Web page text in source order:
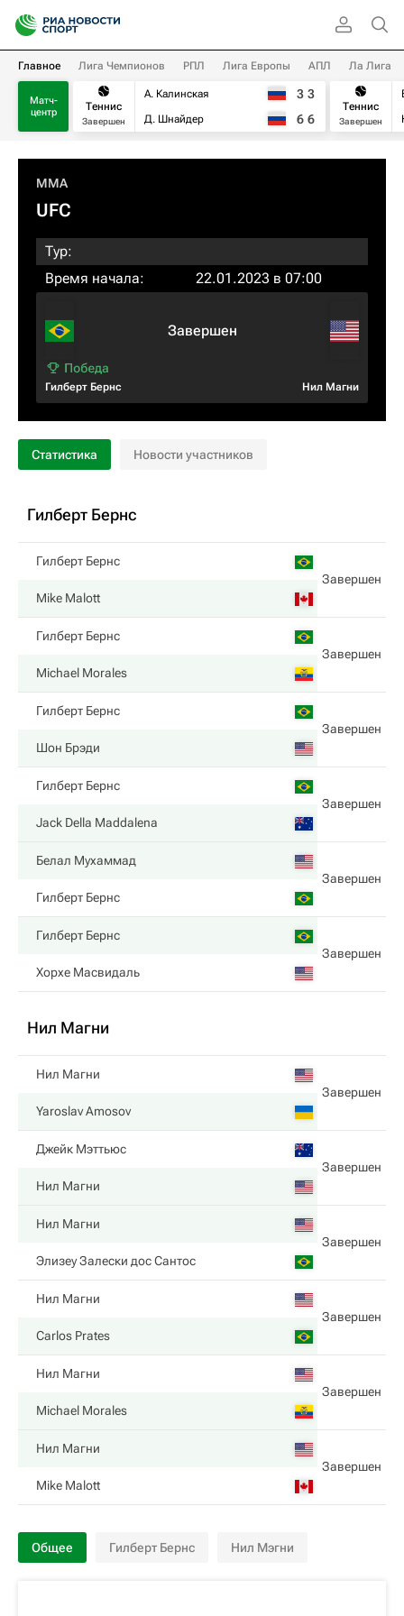
Главное Лига Чемпионов РПЛ Лига Европы АПЛ Ла Лига
Матч-
центр
Теннис
Завершен
А. Калинская
Д. Шнайдер
3 3
6 6
Теннис
Завершен
MMA
UFC
Тур:
Время начала:
22.01.2023 в 07:00
Гилберт Бернс
Завершен
Нил Магни
Статистика Новости участников
Гилберт Бернс
Гилберт Бернс
Завершен
Mike Malott
Гилберт Бернс
Завершен
Michael Morales
Гилберт Бернс
Завершен
Шон Брэди
Гилберт Бернс
Завершен
Jack Della Maddalena
Белал Мухаммад
Завершен
Гилберт Бернс
Гилберт Бернс
Завершен
Хорхе Масвидаль
Нил Магни
Нил Магни
Завершен
Yaroslav Amosov
Джейк Мэттьюс
Завершен
Нил Магни
Нил Магни
Завершен
Элизеу Залески дос Сантос
Нил Магни
Завершен
Carlos Prates
Нил Магни
Завершен
Michael Morales
Нил Магни
Завершен
Mike Malott
Общее Гилберт Бернс Нил Мэгни